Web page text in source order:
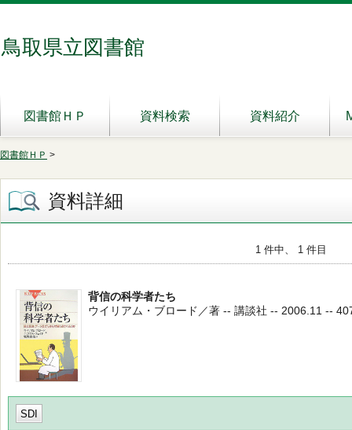
鳥取県立図書館
図書館ＨＰ 資料検索 資料紹介
図書館ＨＰ >
資料詳細
1 件中、 1 件目
背信の科学者たち
ウイリアム・ブロード／著 -- 講談社 -- 2006.11 --
SDI